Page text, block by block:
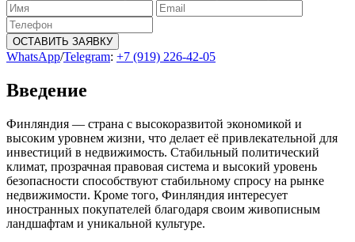
ОСТАВИТЬ ЗАЯВКУ
WhatsApp/Telegram: +7 (919) 226-42-05
Введение
Финляндия — страна с высокоразвитой экономикой и
высоким уровнем жизни, что делает её привлекательной для
инвестиций в недвижимость. Стабильный политический
климат, прозрачная правовая система и высокий уровень
безопасности способствуют стабильному спросу на рынке
недвижимости. Кроме того, Финляндия интересует
иностранных покупателей благодаря своим живописным
ландшафтам и уникальной культуре.